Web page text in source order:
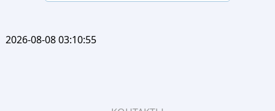
2026-08-08 03:10:55